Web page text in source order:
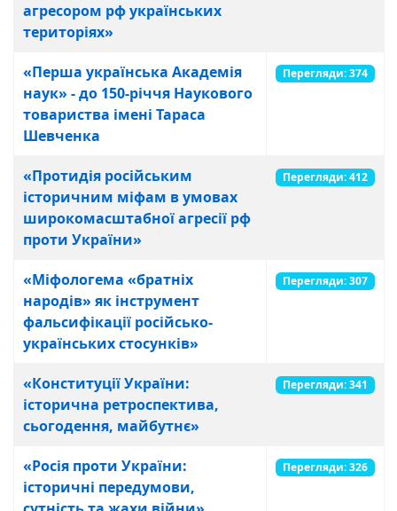
агресором рф українських
територіях»
«Перша українська Академія
наук» - до 150-річчя Наукового
товариства імені Тараса
Шевченка
Перегляди: 374
«Протидія російським
історичним міфам в умовах
широкомасштабної агресії рф
проти України»
Перегляди: 412
«Міфологема «братніх
народів» як інструмент
фальсифікації російсько-
українських стосунків»
Перегляди: 307
«Конституції України:
історична ретроспектива,
сьогодення, майбутнє»
Перегляди: 341
«Росія проти України:
історичні передумови,
Перегляди: 326